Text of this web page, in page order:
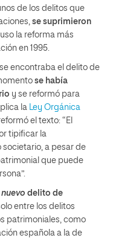
de los delitos que
se suprimieron
la reforma más
en 1995.
encontraba el delito de
se había
y se reformó para
la Ley Orgánica
el texto: “El
tipificar la
a pesar de
que puede
nuevo delito de
entre los delitos
patrimoniales, como
española a la de